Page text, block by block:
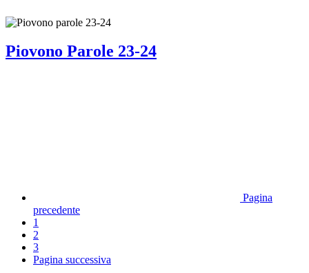
Piovono Parole 23-24
Pagina
precedente
1
2
3
Pagina successiva